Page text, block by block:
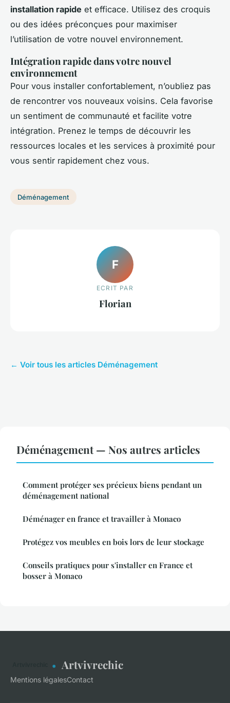
installation rapide et efficace. Utilisez des croquis
ou des idées préconçues pour maximiser
l’utilisation de votre nouvel environnement.
Intégration rapide dans votre nouvel
environnement
Pour vous installer confortablement, n’oubliez pas
de rencontrer vos nouveaux voisins. Cela favorise
un sentiment de communauté et facilite votre
intégration. Prenez le temps de découvrir les
ressources locales et les services à proximité pour
vous sentir rapidement chez vous.
Déménagement
F
ECRIT PAR
Florian
← Voir tous les articles Déménagement
Déménagement — Nos autres articles
Comment protéger ses précieux biens pendant un
déménagement national
Déménager en france et travailler à Monaco
Protégez vos meubles en bois lors de leur stockage
Conseils pratiques pour s'installer en France et
bosser à Monaco
Artvivrechic
Mentions légalesContact